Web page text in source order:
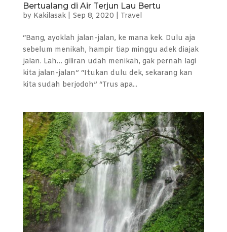
Bertualang di Air Terjun Lau Bertu
by Kakilasak| Sep 8, 2020 Travel
“Bang, ayoklah jalan-jalan, ke mana kek. Dulu aja
sebelum menikah, hampir tiap minggu adek diajak
jalan. Lah… giliran udah menikah, gak pernah lagi
kita jalan-jalan” “Itukan dulu dek, sekarang kan
kita sudah berjodoh” “Trus apa...